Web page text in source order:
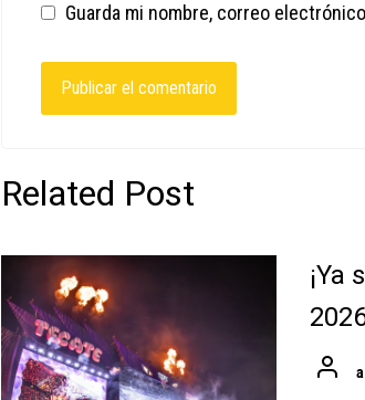
Guarda mi nombre, correo
Related Post